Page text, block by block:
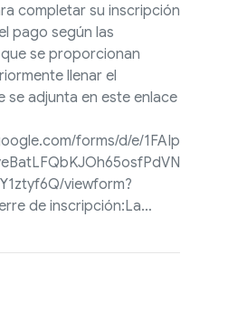
completar su inscripción
pago según las
se proporcionan
llenar el
se adjunta en este enlace
forms/d/e/1FAIp
viewform?
de inscripción:La…